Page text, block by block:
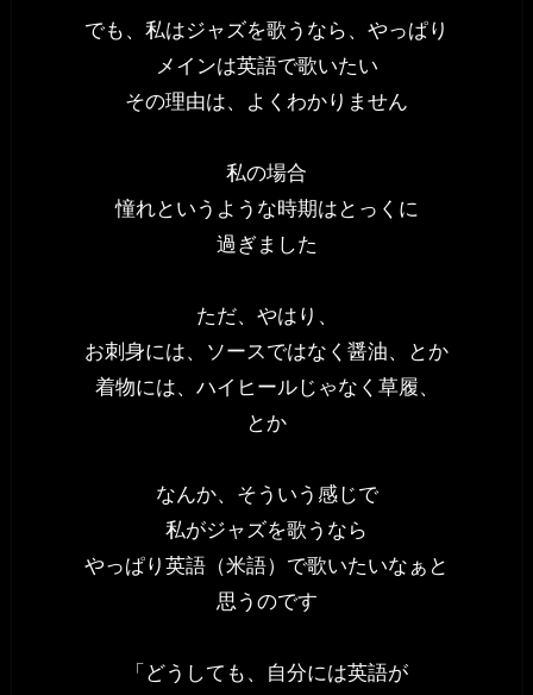
でも、私はジャズを歌うなら、やっぱり
メインは英語で歌いたい
その理由は、よくわかりません
私の場合
憧れというような時期はとっくに
過ぎました
ただ、やはり、
お刺身には、ソースではなく醤油、とか
着物には、ハイヒールじゃなく草履、
とか
なんか、そういう感じで
私がジャズを歌うなら
やっぱり英語（米語）で歌いたいなぁと
思うのです
「どうしても、自分には英語が